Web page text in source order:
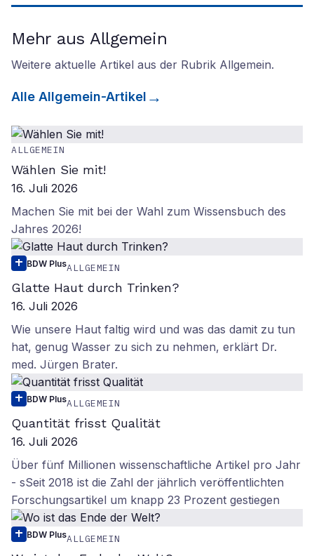
Mehr aus Allgemein
Weitere aktuelle Artikel aus der Rubrik Allgemein.
Alle Allgemein-Artikel
ALLGEMEIN
Wählen Sie mit!
16. Juli 2026
Machen Sie mit bei der Wahl zum Wissensbuch des
Jahres 2026!
BDW PlusALLGEMEIN
Glatte Haut durch Trinken?
16. Juli 2026
Wie unsere Haut faltig wird und was das damit zu tun
hat, genug Wasser zu sich zu nehmen, erklärt Dr.
med. Jürgen Brater.
BDW PlusALLGEMEIN
Quantität frisst Qualität
16. Juli 2026
Über fünf Millionen wissenschaftliche Artikel pro Jahr
- sSeit 2018 ist die Zahl der jährlich veröffentlichten
Forschungsartikel um knapp 23 Prozent gestiegen
BDW PlusALLGEMEIN